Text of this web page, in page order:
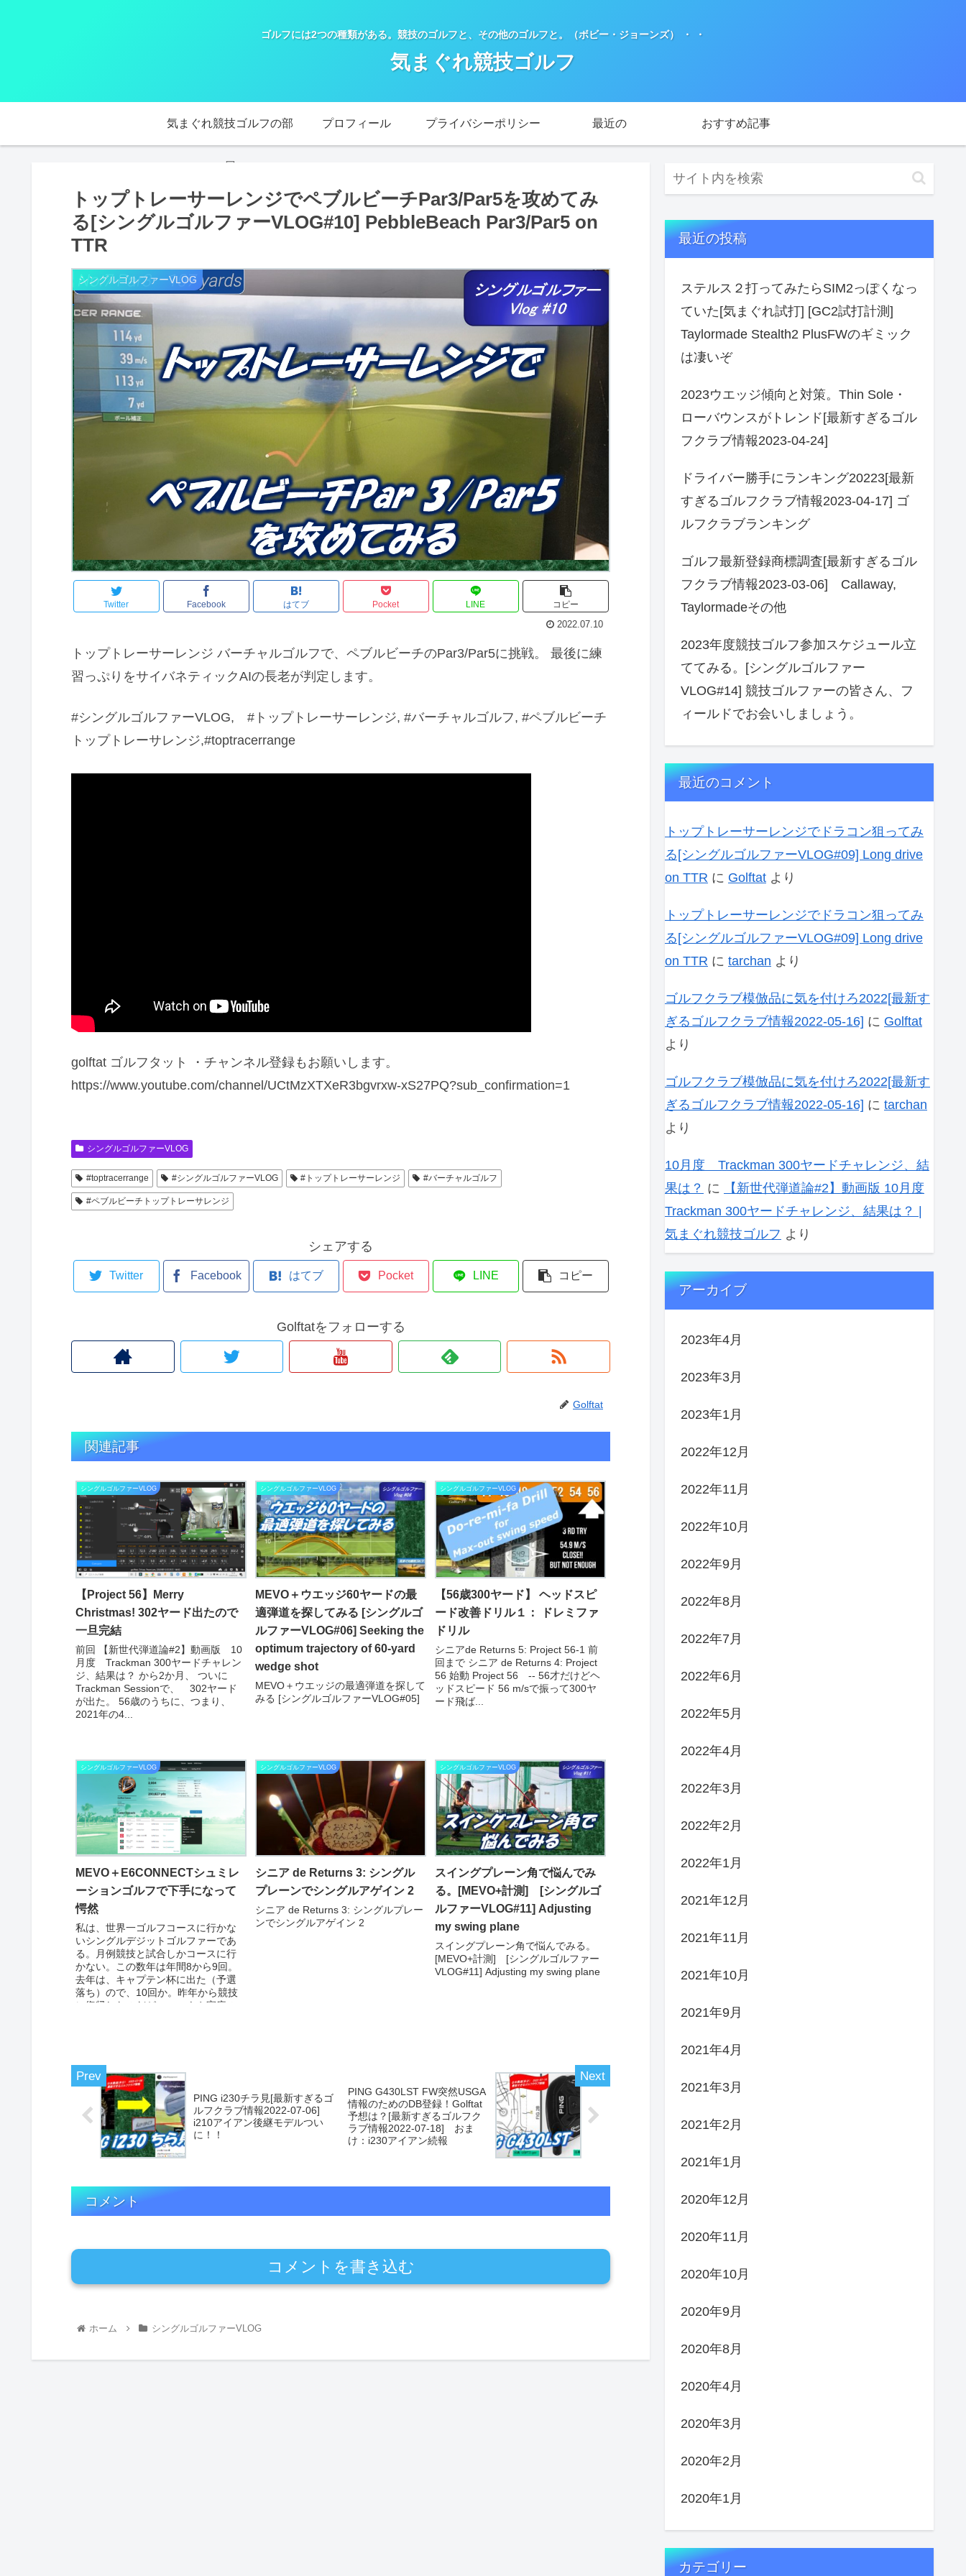
ゴルフには2つの種類がある。競技のゴルフと、その他のゴルフと。（ボビー・ジョーンズ） ・ ・
気まぐれ競技ゴルフ
気まぐれ競技ゴルフの部
屋
プロフィール プライバシーポリシー 最近の おすすめ記事
トップトレーサーレンジでペブルビーチPar3/Par5を攻めてみ
る[シングルゴルファーVLOG#10] PebbleBeach Par3/Par5 on
TTR
シングルゴルファーVLOG
Twitter Facebook はてブ Pocket LINE コピー
2022.07.10
トップトレーサーレンジ バーチャルゴルフで、ペブルビーチのPar3/Par5に挑戦。 最後に練
習っぷりをサイバネティックAIの長老が判定します。
#シングルゴルファーVLOG, #トップトレーサーレンジ, #バーチャルゴルフ, #ペブルビーチ
トップトレーサレンジ,#toptracerrange
golftat ゴルフタット ・チャンネル登録もお願いします。
https://www.youtube.com/channel/UCtMzXTXeR3bgvrxw-xS27PQ?sub_confirmation=1
シングルゴルファーVLOG
#toptracerrange #シングルゴルファーVLOG #トップトレーサーレンジ #バーチャルゴルフ
#ペブルビーチトップトレーサレンジ
シェアする
Twitter Facebook はてブ Pocket LINE コピー
Golftatをフォローする
Golftat
関連記事
シングルゴルファーVLOG
【Project 56】Merry
Christmas! 302ヤード出たので
一旦完結
前回 【新世代弾道論#2】動画版 10
月度 Trackman 300ヤードチャレン
ジ、結果は？ から2か月、 ついに
Trackman Sessionで、 302ヤード
が出た。 56歳のうちに、つまり、
2021年の4...
シングルゴルファーVLOG
MEVO＋ウエッジ60ヤードの最
適弾道を探してみる [シングルゴ
ルファーVLOG#06] Seeking the
optimum trajectory of 60-yard
wedge shot
MEVO＋ウエッジの最適弾道を探して
みる [シングルゴルファーVLOG#05]
シングルゴルファーVLOG
【56歳300ヤード】 ヘッドスピ
ード改善ドリル１： ドレミファ
ドリル
シニアde Returns 5: Project 56-1 前
回まで シニア de Returns 4: Project
56 始動 Project 56 -- 56才だけどヘ
ッドスピード 56 m/sで振って300ヤ
ード飛ば...
シングルゴルファーVLOG
MEVO＋E6CONNECTシュミレ
ーションゴルフで下手になって
愕然
私は、世界一ゴルフコースに行かな
いシングルデジットゴルファーであ
る。月例競技と試合しかコースに行
かない。この数年は年間8から9回。
去年は、キャプテン杯に出た（予選
落ち）ので、10回か。昨年から競技
に復帰したのだが、コロナや家庭の
シングルゴルファーVLOG
シニア de Returns 3: シングル
プレーンでシングルアゲイン 2
シニア de Returns 3: シングルプレー
ンでシングルアゲイン 2
シングルゴルファーVLOG
スイングプレーン角で悩んでみ
る。[MEVO+計測] [シングルゴ
ルファーVLOG#11] Adjusting
my swing plane
スイングプレーン角で悩んでみる。
[MEVO+計測] [シングルゴルファー
VLOG#11] Adjusting my swing plane
PING i230チラ見[最新すぎるゴ
ルフクラブ情報2022-07-06]
i210アイアン後継モデルつい
に！！
PING G430LST FW突然USGA
情報のためのDB登録！Golftat
予想は？[最新すぎるゴルフク
ラブ情報2022-07-18] おま
け：i230アイアン続報
コメント
コメントを書き込む
ホーム シングルゴルファーVLOG
最近の投稿
ステルス２打ってみたらSIM2っぽくなっ
ていた[気まぐれ試打] [GC2試打計測]
Taylormade Stealth2 PlusFWのギミック
は凄いぞ
2023ウエッジ傾向と対策。Thin Sole・
ローバウンスがトレンド[最新すぎるゴル
フクラブ情報2023-04-24]
ドライバー勝手にランキング20223[最新
すぎるゴルフクラブ情報2023-04-17] ゴ
ルフクラブランキング
ゴルフ最新登録商標調査[最新すぎるゴル
フクラブ情報2023-03-06] Callaway,
Taylormadeその他
2023年度競技ゴルフ参加スケジュール立
ててみる。[シングルゴルファー
VLOG#14] 競技ゴルファーの皆さん、フ
ィールドでお会いしましょう。
最近のコメント
トップトレーサーレンジでドラコン狙ってみ
る[シングルゴルファーVLOG#09] Long drive
on TTR に Golftat より
トップトレーサーレンジでドラコン狙ってみ
る[シングルゴルファーVLOG#09] Long drive
on TTR に tarchan より
ゴルフクラブ模倣品に気を付けろ2022[最新す
ぎるゴルフクラブ情報2022-05-16] に Golftat
より
ゴルフクラブ模倣品に気を付けろ2022[最新す
ぎるゴルフクラブ情報2022-05-16] に tarchan
より
10月度 Trackman 300ヤードチャレンジ、結
果は？ に
【新世代弾道論#2】動画版 10月度
Trackman 300ヤードチャレンジ、結果は？ |
気まぐれ競技ゴルフ より
アーカイブ
2023年4月
2023年3月
2023年1月
2022年12月
2022年11月
2022年10月
2022年9月
2022年8月
2022年7月
2022年6月
2022年5月
2022年4月
2022年3月
2022年2月
2022年1月
2021年12月
2021年11月
2021年10月
2021年9月
2021年4月
2021年3月
2021年2月
2021年1月
2020年12月
2020年11月
2020年10月
2020年9月
2020年8月
2020年4月
2020年3月
2020年2月
2020年1月
カテゴリー